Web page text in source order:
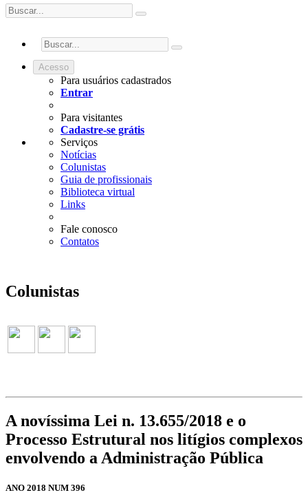
Acesso
Para usuários cadastrados
Entrar
Para visitantes
Cadastre-se grátis
Serviços
Notícias
Colunistas
Guia de profissionais
Biblioteca virtual
Links
Fale conosco
Contatos
Colunistas
A novíssima Lei n. 13.655/2018 e o
Processo Estrutural nos litígios complexos
envolvendo a Administração Pública
ANO 2018 NUM 396